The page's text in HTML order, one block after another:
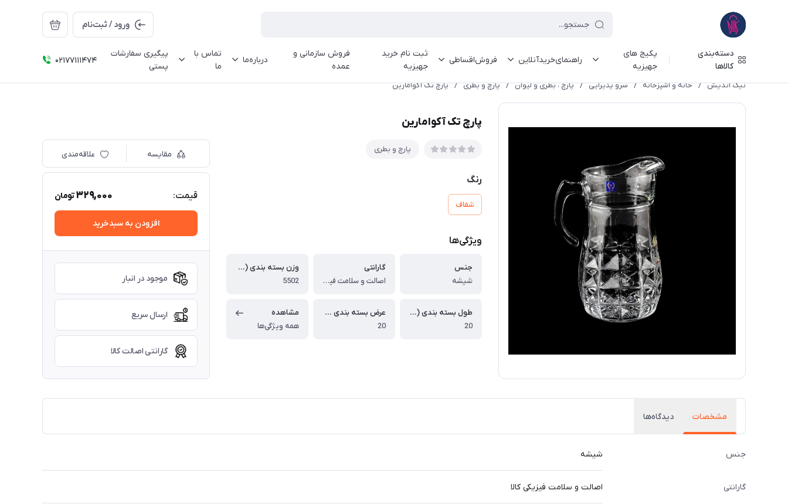
ورود / ثبت‌نام
دسته‌بندی
کالاها
پکیج های
جهیزیه
راهنمای‌خرید‌آنلاین فروش‌اقساطی
ثبت نام خرید
جهیزیه
فروش سازمانی و
عمده
درباره‌ما
تماس با
ما
پیگیری سفارشات
پستی
02177111474
نیک اندیش / خانه و آشپزخانه / سرو پذیرایی / پارچ ، بطری و لیوان / پارچ و بطری / پارچ تک آکوامارین
پارچ تک آکوامارین
پارچ و بطری
رنگ
شفاف
ویژگی‌ها
جنس
شیشه
گارانتی
اصالت و سلامت فیزیکی کالا
وزن بسته بندی (گرم)
5502
طول بسته بندی (سانتی متر)
20
عرض بسته بندی (سانتی متر)
20
مشاهده
همه ویژگی‌ها
مقایسه علاقه‌مندی
قیمت: 329,000تومان
افزودن به سبدخرید
موجود در انبار
ارسال سریع
گارانتی اصالت کالا
مشخصات دیدگاه‌ها
جنس شیشه
گارانتی اصالت و سلامت فیزیکی کالا